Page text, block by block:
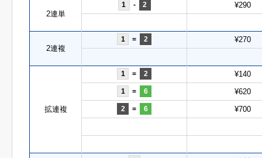
2連単
1 - 2 ¥290
2連複
1 = 2 ¥270
拡連複
1 = 2 ¥140
1 = 6 ¥620
2 = 6 ¥700